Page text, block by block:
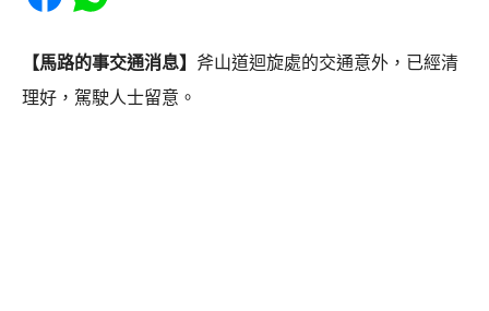
【馬路的事交通消息】 斧山道迴旋處的交通意外，已經清
理好，駕駛人士留意。